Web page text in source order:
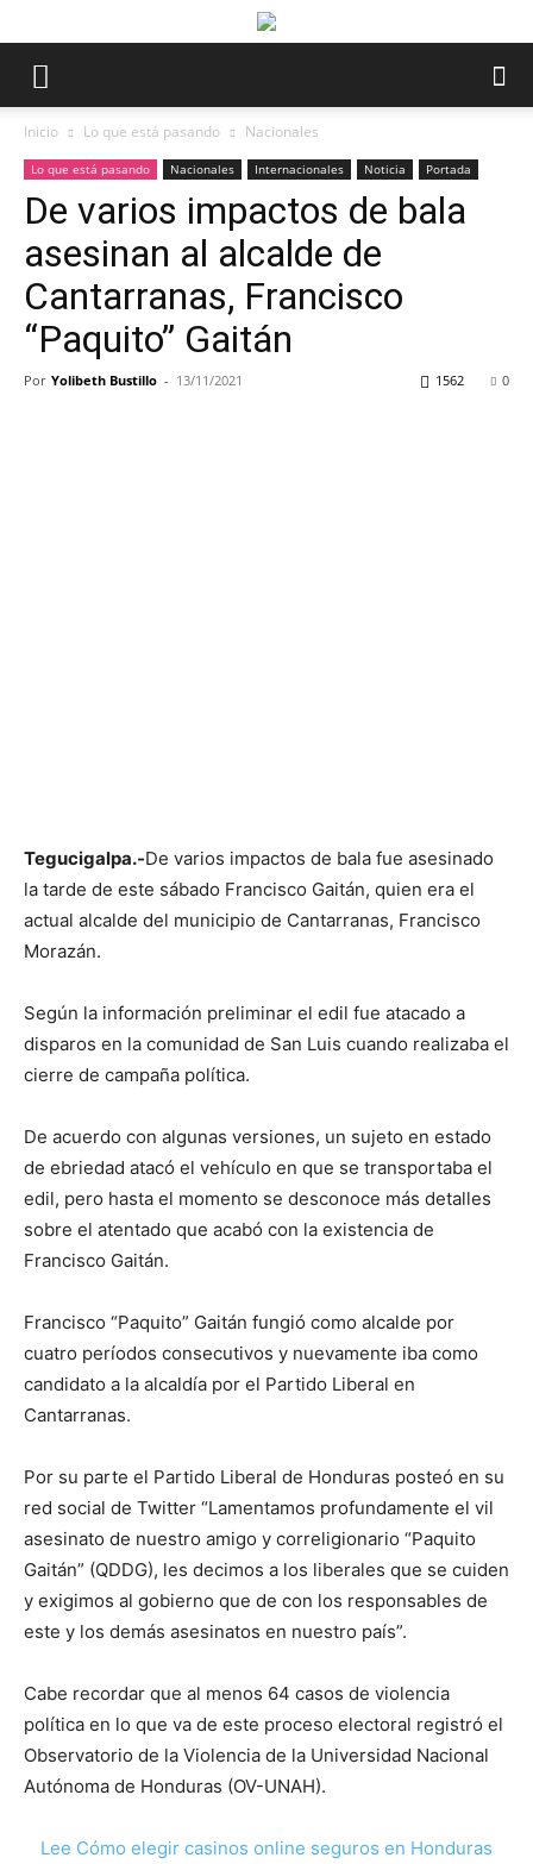
Inicio Lo que está pasando Nacionales
Lo que está pasando Nacionales Internacionales Noticia Portada
De varios impactos de bala
asesinan al alcalde de
Cantarranas, Francisco
“Paquito” Gaitán
Por Yolibeth Bustillo - 13/11/2021 0
1562
Tegucigalpa.-De varios impactos de bala fue asesinado
la tarde de este sábado Francisco Gaitán, quien era el
actual alcalde del municipio de Cantarranas, Francisco
Morazán.
Según la información preliminar el edil fue atacado a
disparos en la comunidad de San Luis cuando realizaba el
cierre de campaña política.
De acuerdo con algunas versiones, un sujeto en estado
de ebriedad atacó el vehículo en que se transportaba el
edil, pero hasta el momento se desconoce más detalles
sobre el atentado que acabó con la existencia de
Francisco Gaitán.
Francisco “Paquito” Gaitán fungió como alcalde por
cuatro períodos consecutivos y nuevamente iba como
candidato a la alcaldía por el Partido Liberal en
Cantarranas.
Por su parte el Partido Liberal de Honduras posteó en su
red social de Twitter “Lamentamos profundamente el vil
asesinato de nuestro amigo y correligionario “Paquito
Gaitán” (QDDG), les decimos a los liberales que se cuiden
y exigimos al gobierno que de con los responsables de
este y los demás asesinatos en nuestro país”.
Cabe recordar que al menos 64 casos de violencia
política en lo que va de este proceso electoral registró el
Observatorio de la Violencia de la Universidad Nacional
Autónoma de Honduras (OV-UNAH).
Lee Cómo elegir casinos online seguros en Honduras